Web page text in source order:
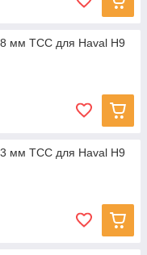
мм ТСС для Haval H9
мм ТСС для Haval H9